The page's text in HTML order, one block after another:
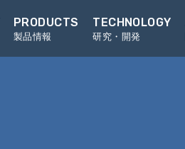
PRODUCTS
製品情報
TECHNOLOGY
研究・開発